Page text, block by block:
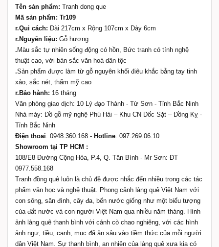
Tên sản phẩm: Tranh dong que
Mã sản phẩm: Tr109
r.Qui cách: Dài 217cm x Rộng 107cm x Dày 6cm
r.Nguyên liệu: Gỗ hương
. Màu sắc tự nhiên sống động có hồn, Bức tranh có tính nghệ
thuật cao, với bản sắc văn hoá dân tộc
.Sản phẩm được làm từ gỗ nguyên khối điêu khắc bằng tay tinh
xảo, sắc nét, thẩm mỹ cao
r.Bảo hành: 16 tháng
Văn phòng giao dịch: 10 Lý đạo Thành - Từ Sơn - Tỉnh Bắc Ninh
Nhà máy: Đồ gỗ mỹ nghệ Phú Hải – Khu CN Dốc Sặt – Đồng Kỵ -
Tỉnh Bắc Ninh
Điện thoai: 0948.360.168 - Hotline: 097.269.06.10
Showroom tại TP HCM :
108/E8 Đường Cộng Hòa, P.4, Q. Tân Bình - Mr Sơn: ĐT
0977.558.168
Tranh đồng quê luôn là chủ đề được nhắc đến nhiều trong các tác
phẩm văn học và nghệ thuật. Phong cảnh làng quê Việt Nam với
con sông, sân đình, cây đa, bến nước giống như một biểu tượng
của đất nước và con người Việt Nam qua nhiều năm tháng. Hình
ảnh làng quê thanh bình với cánh cò chao nghiêng, với các hình
ảnh ngư, tiều, canh, mục đã ăn sâu vào tiềm thức của mỗi người
dân Việt Nam. Sự thanh bình, an nhiên của làng quê xưa kia có